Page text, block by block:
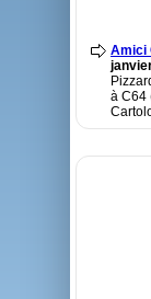
Amici
à C64